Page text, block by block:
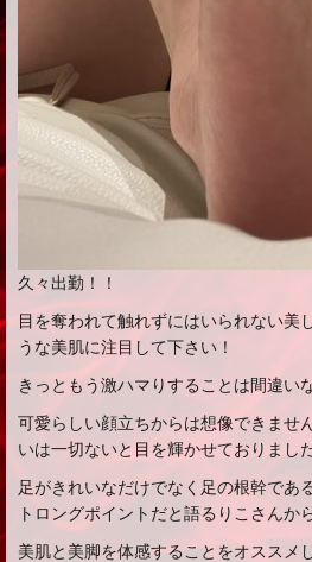
久々出勤！！
目を奪われて触れずにはいられない美
うな美肌に注目して下さい！
きっともう激ハマりすることは間違い
可愛らしい顔立ちからは想像できませ
いは一切ないと目を輝かせておりまし
足がきれいなだけでなく足の根幹であ
トロングポイントだと語るりこさんか
美肌と美脚を体感することをオススメ